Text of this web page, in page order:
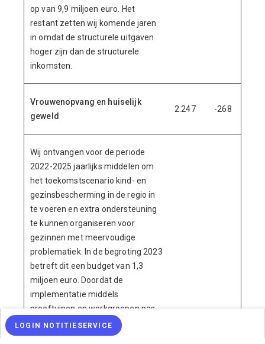
op van 9,9 miljoen euro. Het
restant zetten wij komende jaren
in omdat de structurele uitgaven
hoger zijn dan de structurele
inkomsten.
Vrouwenopvang en huiselijk
geweld
2.247 -268
Wij ontvangen voor de periode
2022-2025 jaarlijks middelen om
het toekomstscenario kind- en
gezinsbescherming in de regio in
te voeren en extra ondersteuning
te kunnen organiseren voor
gezinnen met meervoudige
problematiek. In de begroting 2023
betreft dit een budget van 1,3
miljoen euro. Doordat de
implementatie middels
proeftuinen en werkgroepen pas
in 2024 zal starten hebben we in
2023 een incidenteel resultaat van
LOGIN NOTITIESERVICE